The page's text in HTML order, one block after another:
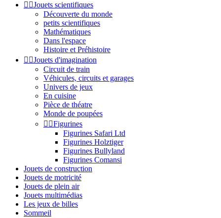
 Jouets scientifiques
Découverte du monde
petits scientifiques
Mathématiques
Dans l'espace
Histoire et Préhistoire
 Jouets d'imagination
Circuit de train
Véhicules, circuits et garages
Univers de jeux
En cuisine
Pièce de théatre
Monde de poupées
 Figurines
Figurines Safari Ltd
Figurines Holztiger
Figurines Bullyland
Figurines Comansi
Jouets de construction
Jouets de motricité
Jouets de plein air
Jouets multimédias
Les jeux de billes
Sommeil